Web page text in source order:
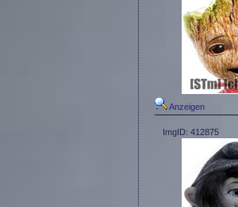
Anzeigen
ImgID: 412875